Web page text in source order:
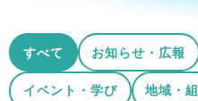
すべて お知らせ・広報
イベント・学び 地域・